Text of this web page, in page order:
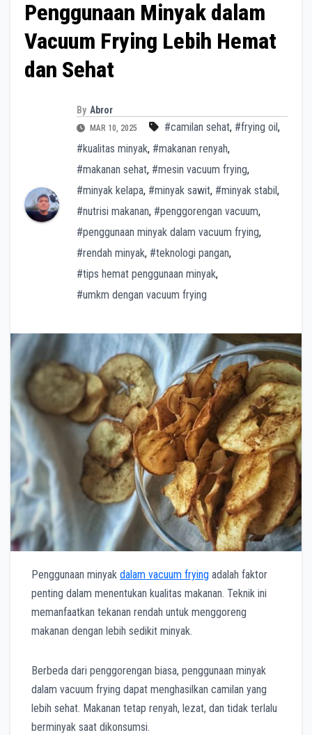
Penggunaan Minyak dalam
Vacuum Frying Lebih Hemat
dan Sehat
By Abror
MAR 10, 2025 #camilan sehat, #frying oil,
#kualitas minyak, #makanan renyah,
#makanan sehat, #mesin vacuum frying,
#minyak kelapa, #minyak sawit, #minyak stabil,
#nutrisi makanan, #penggorengan vacuum,
#penggunaan minyak dalam vacuum frying,
#rendah minyak, #teknologi pangan,
#tips hemat penggunaan minyak,
#umkm dengan vacuum frying
Penggunaan minyak dalam vacuum frying adalah faktor
penting dalam menentukan kualitas makanan. Teknik ini
memanfaatkan tekanan rendah untuk menggoreng
makanan dengan lebih sedikit minyak.
Berbeda dari penggorengan biasa, penggunaan minyak
dalam vacuum frying dapat menghasilkan camilan yang
lebih sehat. Makanan tetap renyah, lezat, dan tidak terlalu
berminyak saat dikonsumsi.